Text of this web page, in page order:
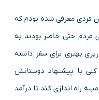
فردی معرفی شده بودم که
مردم حتی حاضر بودند به
بهتری برای سفر داشته
کلی با پیشنهاد دوستانش
راه‌ اندازی کند تا درآمد